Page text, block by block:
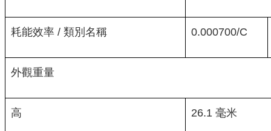
耗能效率 / 類別名稱 0.000700/C
外觀重量
高 26.1 毫米